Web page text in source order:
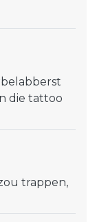
die tattoo
trappen,